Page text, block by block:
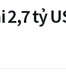
tỷ